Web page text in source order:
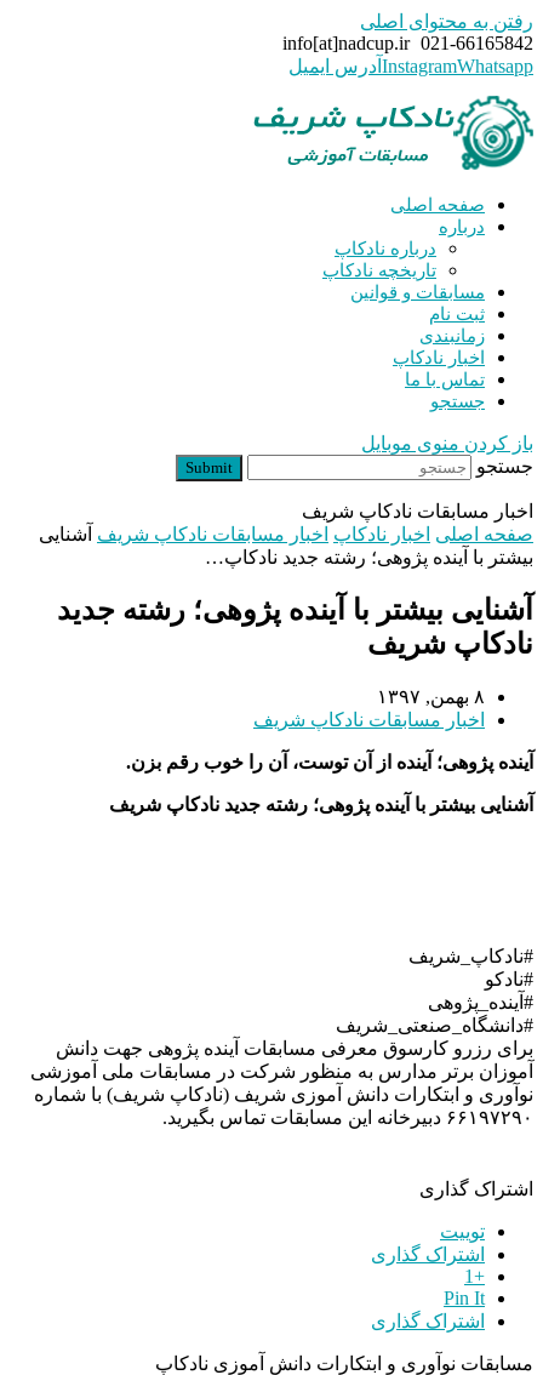
رفتن به محتوای اصلی
021-66165842
info[at]nadcup.ir
InstagramWhatsapp آدرس ایمیل
صفحه اصلی
درباره
درباره نادکاپ
تاریخچه نادکاپ
مسابقات و قوانین
ثبت نام
زمانبندی
اخبار نادکاپ
تماس با ما
جستجو
باز کردن منوی موبایل
جستجو
Submit
اخبار مسابقات نادکاپ شریف
صفحه اصلی اخبار نادکاپ اخبار مسابقات نادکاپ شریف آشنایی
بیشتر با آینده پژوهی؛ رشته جدید نادکاپ…
آشنایی بیشتر با آینده پژوهی؛ رشته جدید
نادکاپ شریف
۸ بهمن, ۱۳۹۷
اخبار مسابقات نادکاپ شریف
آینده پژوهی؛ آینده از آن توست،‌ آن را خوب رقم بزن.
آشنایی بیشتر با آینده پژوهی؛ رشته جدید نادکاپ شریف
#نادکاپ_شریف
#نادکو
#آینده_پژوهی
#دانشگاه_صنعتی_شریف
برای رزرو کارسوق معرفی مسابقات آینده پژوهی جهت دانش
آموزان برتر مدارس به منظور شرکت در مسابقات ملی آموزشی
نوآوری و ابتکارات دانش آموزی شریف (نادکاپ شریف) با شماره
۶۶۱۹۷۲۹۰ دبیرخانه این مسابقات تماس بگیرید.
اشتراک گذاری
توییت
اشتراک گذاری
+1
Pin It
اشتراک گذاری
مسابقات نوآوری و ابتکارات دانش آموزی نادکاپ